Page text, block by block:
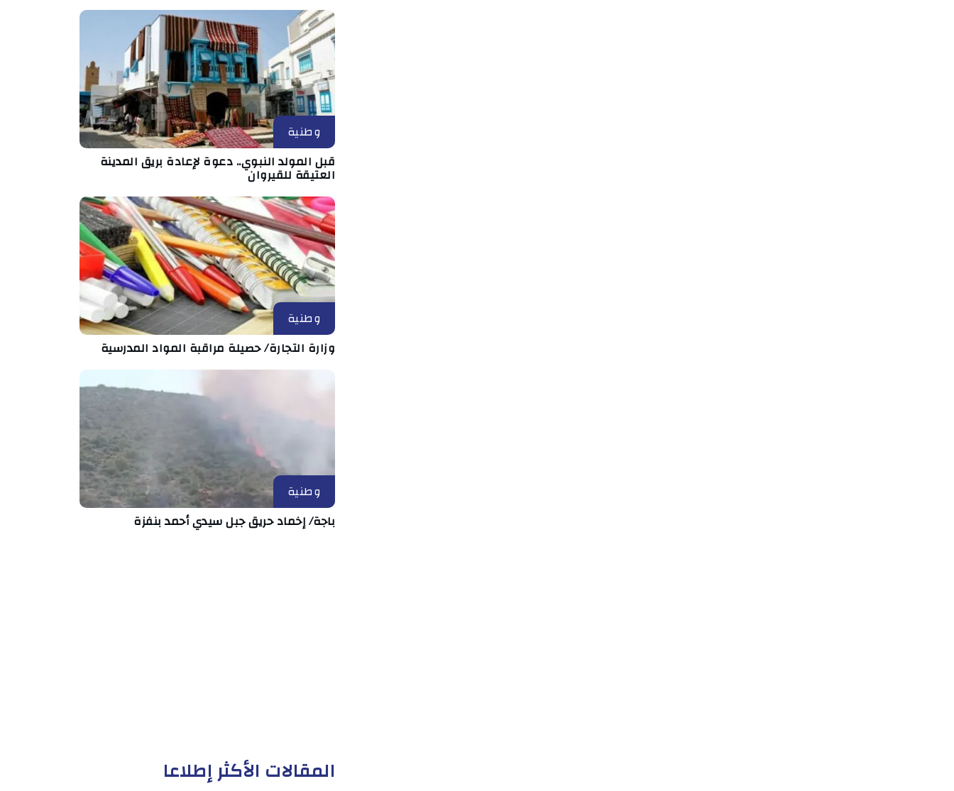
وطنية
قبل المولد النبوي.. دعوة لإعادة بريق المدينة
العتيقة للقيروان
وطنية
وزارة التجارة/ حصيلة مراقبة المواد المدرسية
وطنية
باجة/ إخماد حريق جبل سيدي أحمد بنفزة
المقالات الأكثر إطلاعا